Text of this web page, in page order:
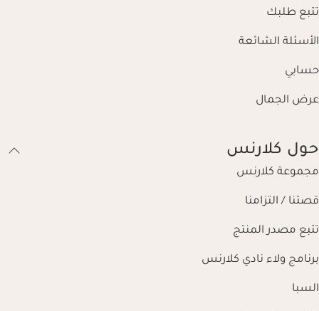
تتبع طلبك
الأسئلة الشائعة
حسابي
عرض الجمال
حول كلارنس
مجموعة كلارنس
قصتنا / التزامنا
تتبع مصدر المنتج
برنامج ولاء نادي كلارنس
السبا